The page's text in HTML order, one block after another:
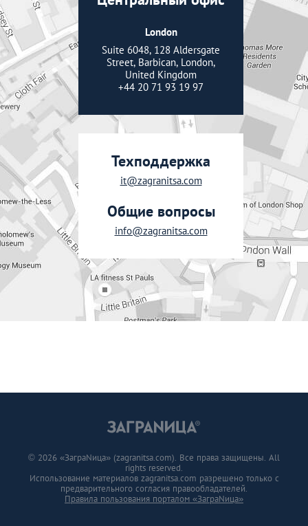
London
Suite 6048, 128 Aldersgate
Street, Barbican, London,
United Kingdom
+44 20 71 93 19 97
Техподдержка
it@zagranitsa.com
Общие вопросы
info@zagranitsa.com
© 2026 «ЗаграNица» (zagranitsa.com). Все права защищены. All
rights reserved.
Использование материалов zagranitsa.com разрешено только с
предварительного согласия правообладателей.
Правила пользования порталом «ЗаграNица»